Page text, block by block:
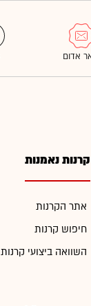
קרנות נאמנות
אתר הקרנות
חיפוש קרנות
השוואה ביצועי קרנות